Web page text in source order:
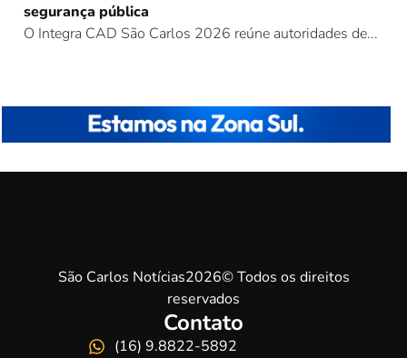
segurança pública
O Integra CAD São Carlos 2026 reúne autoridades de...
São Carlos Notícias2026© Todos os direitos
reservados
Contato
(16) 9.8822-5892